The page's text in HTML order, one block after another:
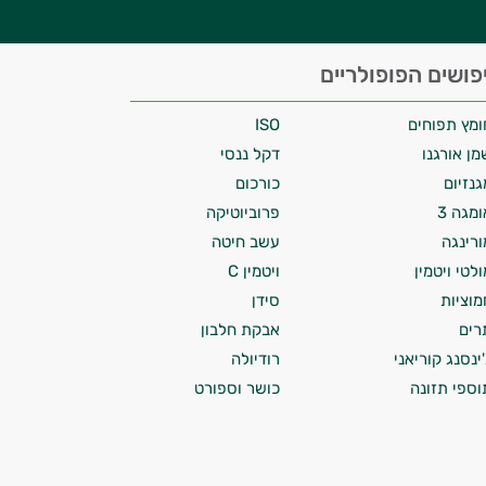
הפופולריים
תפוחים
ISO
אורגנו
דקל ננסי
כורכום
3
פרוביוטיקה
עשב חיטה
ויטמין
ויטמין C
סידן
אבקת חלבון
קוריאני
רודיולה
תזונה
כושר וספורט